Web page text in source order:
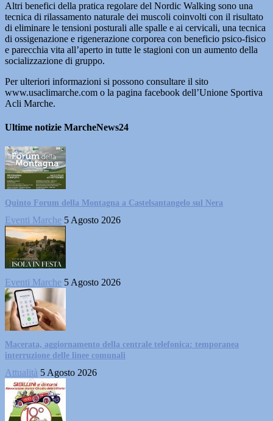
Altri benefici della pratica regolare del Nordic Walking sono una
tecnica di rilassamento naturale dei muscoli coinvolti con il risultato
di eliminare le tensioni posturali alle spalle e ai cervicali, una tecnica
di ossigenazione e rigenerazione corporea con beneficio psico-fisico
e parecchia vita all’aperto in tutte le stagioni con un aumento della
socializzazione di gruppo.
Per ulteriori informazioni si possono consultare il sito
www.usaclimarche.com o la pagina facebook dell’Unione Sportiva
Acli Marche.
Ultime notizie MarcheNews24
Quinto Forum della Montagna a Castelsantangelo sul Nera
Eventi Marche 5 Agosto 2026
Eventi Marche 5 Agosto 2026
Macerata, aggiornamento della centrale telefonica: temporanea
interruzione delle linee comunali
Attualità 5 Agosto 2026